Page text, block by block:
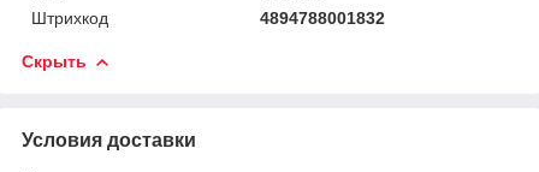
Штрихкод
4894788001832
Скрыть
Условия доставки